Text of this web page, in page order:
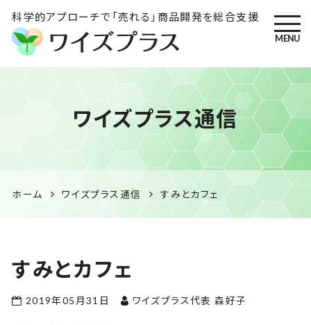
科学的アプローチで「売れる」商品開発を総合支援
ワイズプラス｜鹿児島の特産
品開発・HACCP衛生管理・食
品表示の専門コンサル
MENU
ワイズプラス通信
ホーム ワイズプラス通信 すみとカフェ
すみとカフェ
2019年05月31日 ワイズプラス代表 森好子